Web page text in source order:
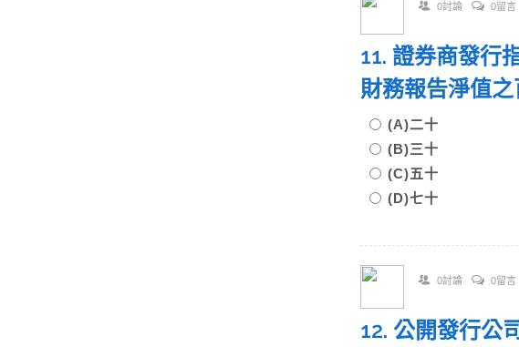
0討論 0留言
11. 證券商發行
財務報告淨值
(A)二十
(B)三十
(C)五十
(D)七十
0討論 0留言
12. 公開發行公